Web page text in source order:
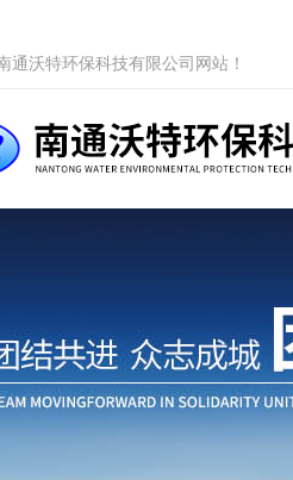
通沃特环保科技有限公司网站！